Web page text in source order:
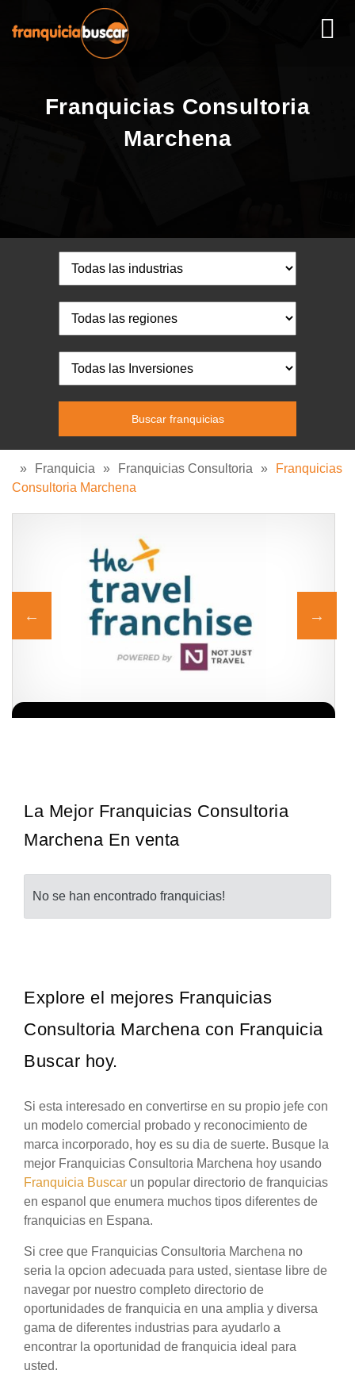
Franquicias Consultoria
Marchena
» Franquicia » Franquicias Consultoria »
Franquicias
Consultoria Marchena
La Mejor Franquicias Consultoria
Marchena En venta
No se han encontrado franquicias!
Explore el mejores Franquicias
Consultoria Marchena con Franquicia
Buscar hoy.
Si esta interesado en convertirse en su propio jefe con
un modelo comercial probado y reconocimiento de
marca incorporado, hoy es su dia de suerte. Busque la
mejor Franquicias Consultoria Marchena hoy usando
Franquicia Buscar un popular directorio de franquicias
en espanol que enumera muchos tipos diferentes de
franquicias en Espana.
Si cree que Franquicias Consultoria Marchena no
seria la opcion adecuada para usted, sientase libre de
navegar por nuestro completo directorio de
oportunidades de franquicia en una amplia y diversa
gama de diferentes industrias para ayudarlo a
encontrar la oportunidad de franquicia ideal para
usted.